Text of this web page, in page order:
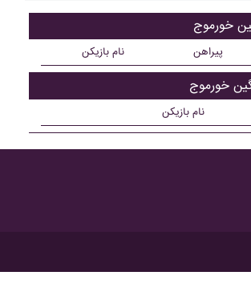
خورموج
نام بازیکن پیراهن
خورموج
نام بازیکن